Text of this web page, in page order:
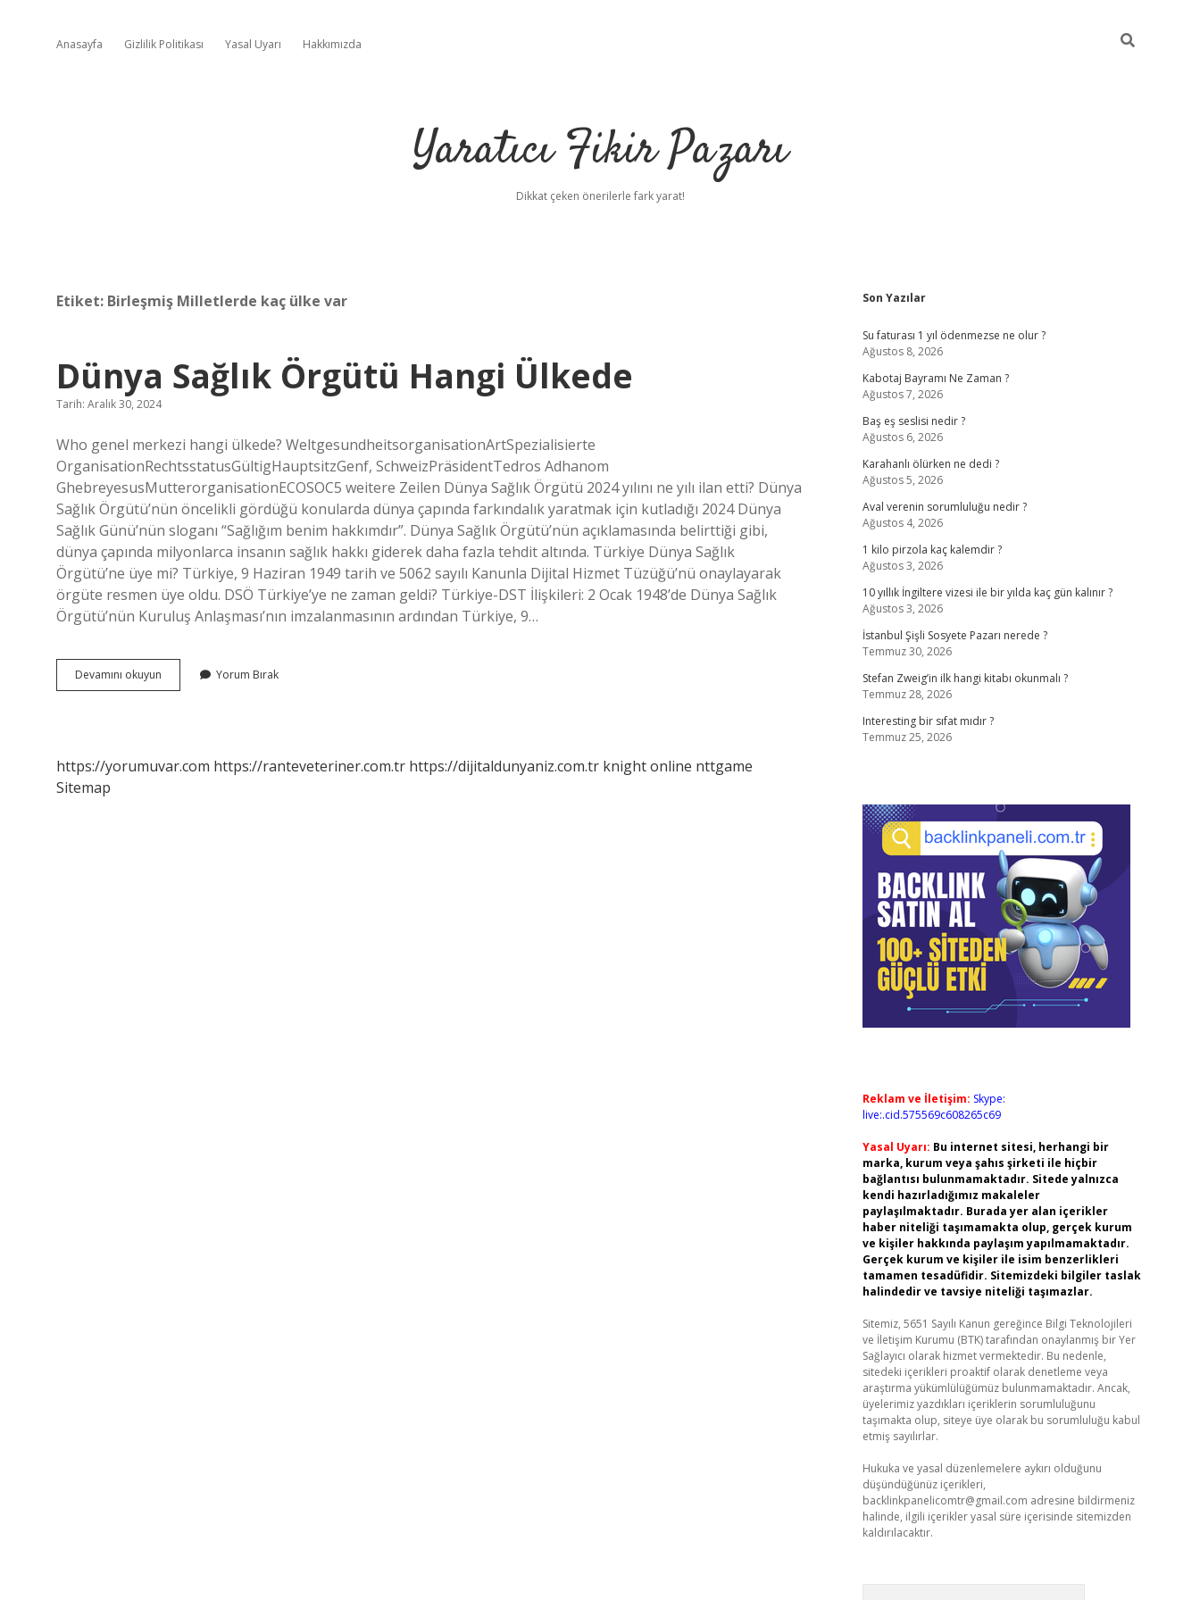
Anasayfa Gizlilik Politikası Yasal Uyarı Hakkımızda
Yaratıcı Fikir Pazarı
Dikkat çeken önerilerle fark yarat!
Etiket: Birleşmiş Milletlerde kaç ülke var
Dünya Sağlık Örgütü Hangi Ülkede
Tarih: Aralık 30, 2024
Who genel merkezi hangi ülkede? WeltgesundheitsorganisationArtSpezialisierte
OrganisationRechtsstatusGültigHauptsitzGenf, SchweizPräsidentTedros Adhanom
GhebreyesusMutterorganisationECOSOC5 weitere Zeilen Dünya Sağlık Örgütü 2024 yılını ne yılı ilan etti? Dünya
Sağlık Örgütü’nün öncelikli gördüğü konularda dünya çapında farkındalık yaratmak için kutladığı 2024 Dünya
Sağlık Günü’nün sloganı “Sağlığım benim hakkımdır”. Dünya Sağlık Örgütü’nün açıklamasında belirttiği gibi,
dünya çapında milyonlarca insanın sağlık hakkı giderek daha fazla tehdit altında. Türkiye Dünya Sağlık
Örgütü’ne üye mi? Türkiye, 9 Haziran 1949 tarih ve 5062 sayılı Kanunla Dijital Hizmet Tüzüğü’nü onaylayarak
örgüte resmen üye oldu. DSÖ Türkiye’ye ne zaman geldi? Türkiye-DST İlişkileri: 2 Ocak 1948’de Dünya Sağlık
Örgütü’nün Kuruluş Anlaşması’nın imzalanmasının ardından Türkiye, 9…
Devamını okuyun
Sağlık
Yorum Bırak
https://yorumuvar.com https://ranteveteriner.com.tr https://dijitaldunyaniz.com.tr knight online nttgame
Sitemap
Sidebar
Son Yazılar
Su faturası 1 yıl ödenmezse ne olur ?
Ağustos 8, 2026
Kabotaj Bayramı Ne Zaman ?
Ağustos 7, 2026
Baş eş seslisi nedir ?
Ağustos 6, 2026
Karahanlı ölürken ne dedi ?
Ağustos 5, 2026
Aval verenin sorumluluğu nedir ?
Ağustos 4, 2026
1 kilo pirzola kaç kalemdir ?
Ağustos 3, 2026
10 yıllık İngiltere vizesi ile bir yılda kaç gün kalınır ?
Ağustos 3, 2026
İstanbul Şişli Sosyete Pazarı nerede ?
Temmuz 30, 2026
Stefan Zweig’in ilk hangi kitabı okunmalı ?
Temmuz 28, 2026
Interesting bir sıfat mıdır ?
Temmuz 25, 2026
Reklam ve İletişim: Skype:
live:.cid.575569c608265c69
Yasal Uyarı: Bu internet sitesi, herhangi bir
marka, kurum veya şahıs şirketi ile hiçbir
bağlantısı bulunmamaktadır. Sitede yalnızca
kendi hazırladığımız makaleler
paylaşılmaktadır. Burada yer alan içerikler
haber niteliği taşımamakta olup, gerçek kurum
ve kişiler hakkında paylaşım yapılmamaktadır.
Gerçek kurum ve kişiler ile isim benzerlikleri
tamamen tesadüfidir. Sitemizdeki bilgiler taslak
halindedir ve tavsiye niteliği taşımazlar.
Sitemiz, 5651 Sayılı Kanun gereğince Bilgi Teknolojileri
ve İletişim Kurumu (BTK) tarafından onaylanmış bir Yer
Sağlayıcı olarak hizmet vermektedir. Bu nedenle,
sitedeki içerikleri proaktif olarak denetleme veya
araştırma yükümlülüğümüz bulunmamaktadır. Ancak,
üyelerimiz yazdıkları içeriklerin sorumluluğunu
taşımakta olup, siteye üye olarak bu sorumluluğu kabul
etmiş sayılırlar.
Hukuka ve yasal düzenlemelere aykırı olduğunu
düşündüğünüz içerikleri,
backlinkpanelicomtr@gmail.com adresine bildirmeniz
halinde, ilgili içerikler yasal süre içerisinde sitemizden
kaldırılacaktır.